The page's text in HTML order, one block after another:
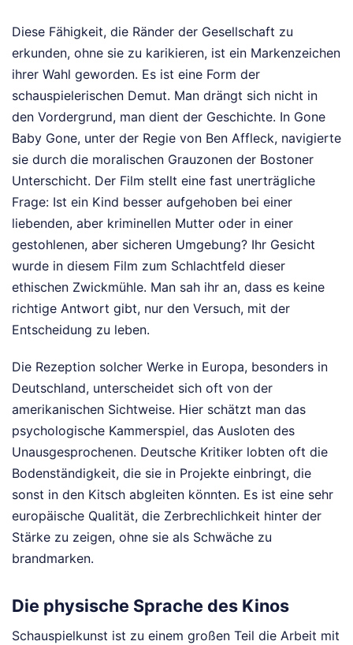
Diese Fähigkeit, die Ränder der Gesellschaft zu
erkunden, ohne sie zu karikieren, ist ein Markenzeichen
ihrer Wahl geworden. Es ist eine Form der
schauspielerischen Demut. Man drängt sich nicht in
den Vordergrund, man dient der Geschichte. In Gone
Baby Gone, unter der Regie von Ben Affleck, navigierte
sie durch die moralischen Grauzonen der Bostoner
Unterschicht. Der Film stellt eine fast unerträgliche
Frage: Ist ein Kind besser aufgehoben bei einer
liebenden, aber kriminellen Mutter oder in einer
gestohlenen, aber sicheren Umgebung? Ihr Gesicht
wurde in diesem Film zum Schlachtfeld dieser
ethischen Zwickmühle. Man sah ihr an, dass es keine
richtige Antwort gibt, nur den Versuch, mit der
Entscheidung zu leben.
Die Rezeption solcher Werke in Europa, besonders in
Deutschland, unterscheidet sich oft von der
amerikanischen Sichtweise. Hier schätzt man das
psychologische Kammerspiel, das Ausloten des
Unausgesprochenen. Deutsche Kritiker lobten oft die
Bodenständigkeit, die sie in Projekte einbringt, die
sonst in den Kitsch abgleiten könnten. Es ist eine sehr
europäische Qualität, die Zerbrechlichkeit hinter der
Stärke zu zeigen, ohne sie als Schwäche zu
brandmarken.
Die physische Sprache des Kinos
Schauspielkunst ist zu einem großen Teil die Arbeit mit